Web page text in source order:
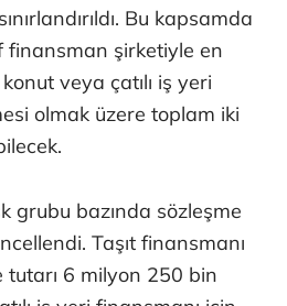
Bu kapsamda
finansman şirketiyle en
veya çatılı iş yeri
olmak üzere toplam iki
grubu bazında sözleşme
Taşıt finansmanı
tutarı 6 milyon 250 bin